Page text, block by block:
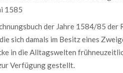
1585
der Jahre 1584/85
sich damals im Besitz eines
in die Alltagswelten
Verfügung gestellt.